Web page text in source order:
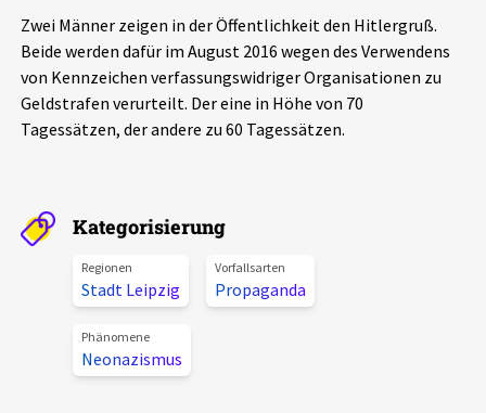
Dossiers
Leipziger Zustände
Phänomene
Aktuelles
Alle Beiträge
Über uns
Zwei Männer zeigen in der Öffentlichkeit den Hitlergruß.
Beide werden dafür im August 2016 wegen des Verwendens
von Kennzeichen verfassungswidriger Organisationen zu
Geldstrafen verurteilt. Der eine in Höhe von 70
Tagessätzen, der andere zu 60 Tagessätzen.
Kategorisierung
Regionen
Stadt Leipzig
Vorfallsarten
Propaganda
Phänomene
Neonazismus
Exportieren Filter Erklärungen